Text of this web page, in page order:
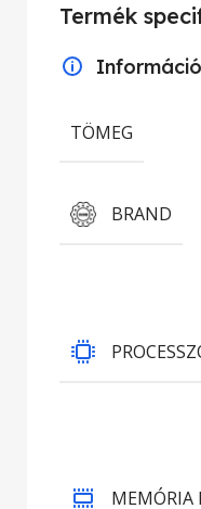
Termék
Információ
TÖMEG
BRAND
MEMÓRIA